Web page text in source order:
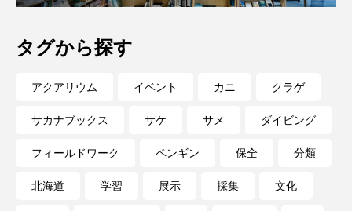
藻類 見分け方 観察 調査
調理 論文
資源 足摺海洋館SATOUMI
軟体動物 軟骨魚類 近畿大学 進化
郷土料理 酒 釣り 鑑賞魚
長崎ペンギン水族館 開発 雑貨 雷魚
タグから探す
アクアリウム イベント カニ クラゲ
サカナブックス サケ サメ ダイビング
フィールドワーク ペンギン 保全 分類
北海道 学習 展示 採集 文化